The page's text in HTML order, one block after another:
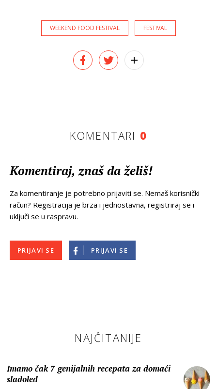
WEEKEND FOOD FESTIVAL FESTIVAL
KOMENTARI 0
Komentiraj, znaš da želiš!
Za komentiranje je potrebno prijaviti se. Nemaš korisnički
račun? Registracija je brza i jednostavna, registriraj se i
uključi se u raspravu.
PRIJAVI SE PRIJAVI SE
NAJČITANIJE
Imamo čak 7 genijalnih recepata za domaći
sladoled